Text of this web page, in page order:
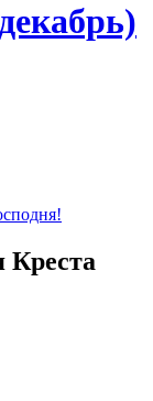
Креста